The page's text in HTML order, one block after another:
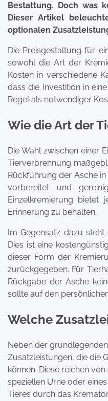
Bestattung. Doch was
Dieser Artikel
optionalen
Die Preisgestaltung für
sowohl die Art der
Kosten in verschiedene
dass die Investition in
Regel als notwendiger
Wie die Art der
Die Wahl zwischen einer
Tierverbrennung
Rückführung der Asche
vorbereitet und
Einzelkremierung
Erinnerung zu behalten.
Im Gegensatz dazu
Dies ist eine
dieser Form der
zurückgegeben. Für
Rückgabe der Asche
sollte auf den
Welche
Neben der
Zusatzleistungen, die die
können. Diese reichen
speziellen Urne oder
Tieres durch das